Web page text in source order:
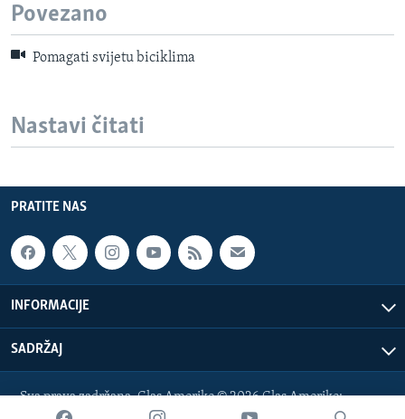
Povezano
Pomagati svijetu biciklima
Nastavi čitati
PRATITE NAS
INFORMACIJE
SADRŽAJ
Sva prava zadržana. Glas Amerike © 2026 Glas Amerike:
bosnian-service@voanews.com